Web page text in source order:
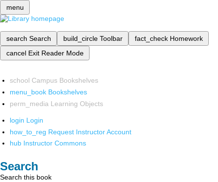
menu
search Search build_circle Toolbar fact_check Homework
cancel Exit Reader Mode
school Campus Bookshelves
menu_book Bookshelves
perm_media Learning Objects
login Login
how_to_reg Request Instructor Account
hub Instructor Commons
Search
Search this book